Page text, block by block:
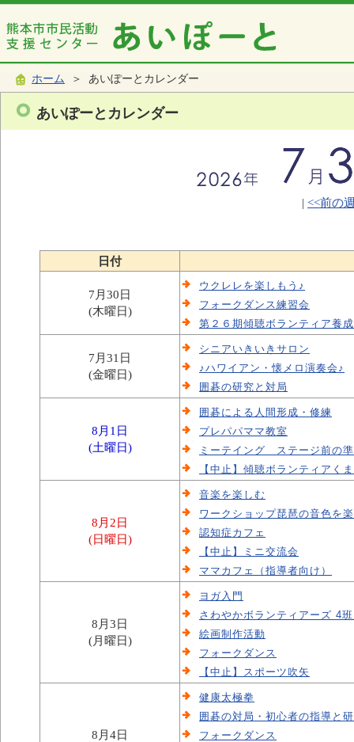
ホーム ＞ あいぽーとカレンダー
あいぽーとカレンダー
| <<前の
日付
7月30日
(木曜日)
ウクレレを楽しもう♪
フォークダンス練習会
第２６期傾聴ボランティア養
7月31日
(金曜日)
シニアいきいきサロン
♪ハワイアン・懐メロ演奏会♪
囲碁の研究と対局
8月1日
(土曜日)
囲碁による人間形成・修練
プレパパママ教室
ミーテイング ステージ前の
【中止】傾聴ボランティアく
8月2日
(日曜日)
音楽を楽しむ
ワークショップ琵琶の音色を
認知症カフェ
【中止】ミニ交流会
ママカフェ（指導者向け）
8月3日
(月曜日)
ヨガ入門
さわやかボランティアーズ 4
絵画制作活動
フォークダンス
【中止】スポーツ吹矢
8月4日
健康太極拳
囲碁の対局・初心者の指導と
フォークダンス